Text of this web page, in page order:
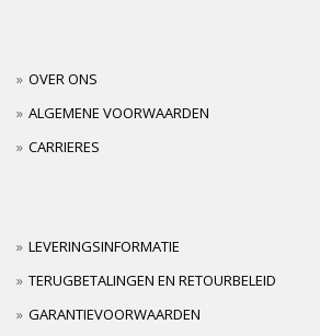
OVER ONS
ALGEMENE VOORWAARDEN
CARRIERES
LEVERINGSINFORMATIE
TERUGBETALINGEN EN RETOURBELEID
GARANTIEVOORWAARDEN